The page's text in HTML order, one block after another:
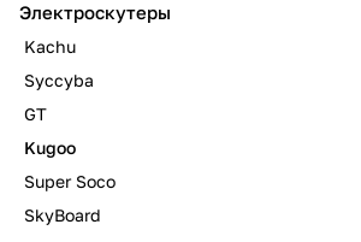
Электроскутеры
Kachu
Syccyba
GT
Kugoo
Super Soco
SkyBoard